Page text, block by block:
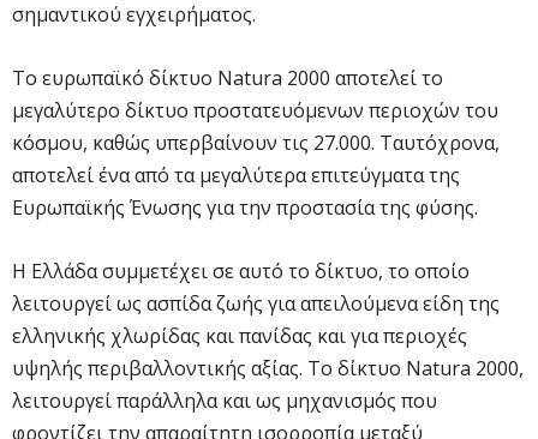
σημαντικού εγχειρήματος.
Το ευρωπαϊκό δίκτυο Natura 2000 αποτελεί το
μεγαλύτερο δίκτυο προστατευόμενων περιοχών του
κόσμου, καθώς υπερβαίνουν τις 27.000. Ταυτόχρονα,
αποτελεί ένα από τα μεγαλύτερα επιτεύγματα της
Ευρωπαϊκής Ένωσης για την προστασία της φύσης.
Η Ελλάδα συμμετέχει σε αυτό το δίκτυο, το οποίο
λειτουργεί ως ασπίδα ζωής για απειλούμενα είδη της
ελληνικής χλωρίδας και πανίδας και για περιοχές
υψηλής περιβαλλοντικής αξίας. Το δίκτυο Natura 2000,
λειτουργεί παράλληλα και ως μηχανισμός που
φροντίζει την απαραίτητη ισορροπία μεταξύ